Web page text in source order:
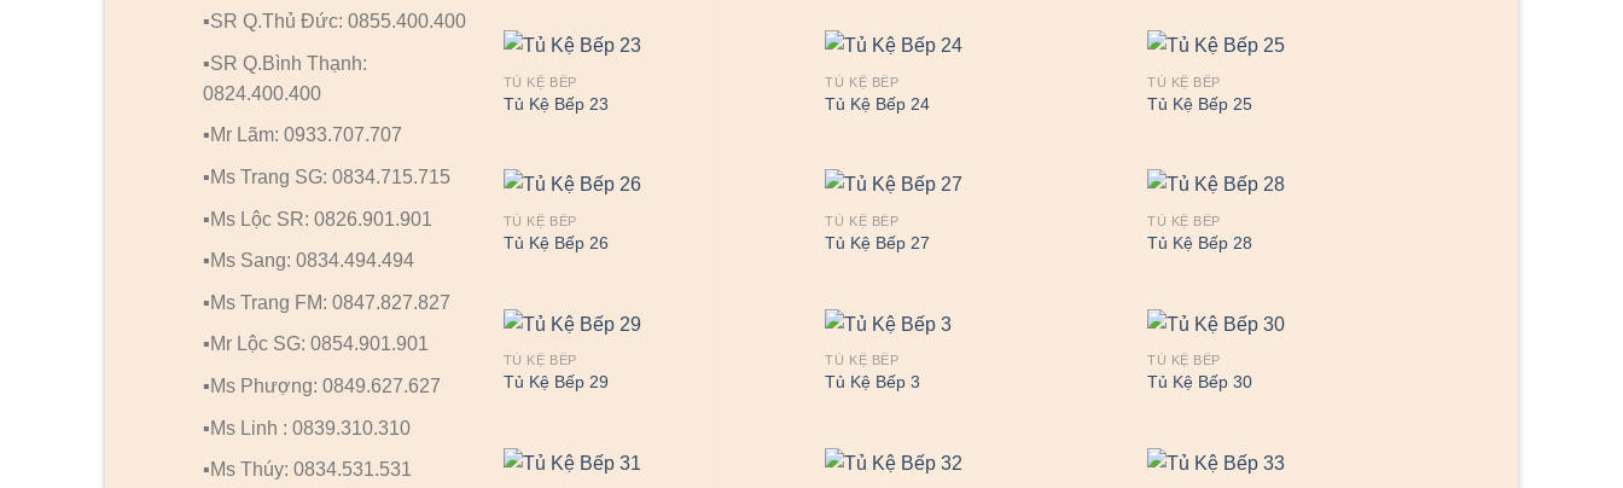
▪️SR Q.Thủ Đức: 0855.400.400
▪️SR Q.Bình Thạnh:
0824.400.400
▪️Mr Lãm: 0933.707.707
▪️Ms Trang SG: 0834.715.715
▪️Ms Lộc SR: 0826.901.901
▪️Ms Sang: 0834.494.494
▪️Ms Trang FM: 0847.827.827
▪️Mr Lộc SG: 0854.901.901
▪️Ms Phượng: 0849.627.627
▪️Ms Linh : 0839.310.310
▪️Ms Thúy: 0834.531.531
TỦ KỆ BẾP
Tủ Kệ Bếp 23
TỦ KỆ BẾP
Tủ Kệ Bếp 24
TỦ KỆ BẾP
Tủ Kệ Bếp 25
TỦ KỆ BẾP
Tủ Kệ Bếp 26
TỦ KỆ BẾP
Tủ Kệ Bếp 27
TỦ KỆ BẾP
Tủ Kệ Bếp 28
TỦ KỆ BẾP
Tủ Kệ Bếp 29
TỦ KỆ BẾP
Tủ Kệ Bếp 3
TỦ KỆ BẾP
Tủ Kệ Bếp 30